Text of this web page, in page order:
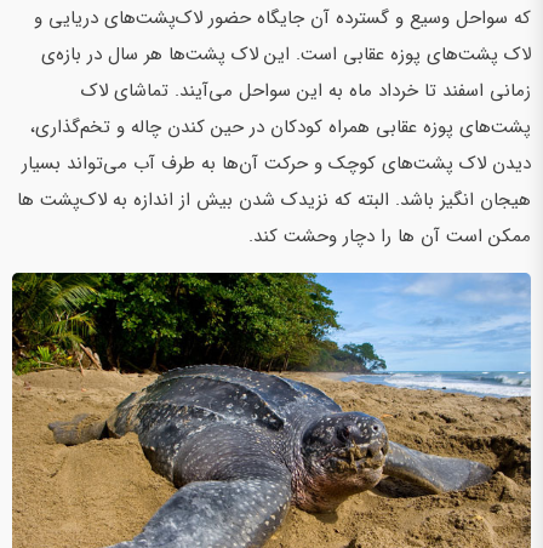
که سواحل وسیع و گسترده آن جایگاه حضور لاک‌پشت‌های دریایی و
لاک پشت‌های پوزه عقابی است. این لاک پشت‌ها هر سال در بازه‌ی
زمانی اسفند تا خرداد ماه به این سواحل می‌آیند. تماشای لاک
پشت‌های پوزه عقابی همراه کودکان در حین کندن چاله و تخم‌گذاری،
دیدن لاک پشت‌های کوچک و حرکت آن‌ها به طرف آب می‌تواند بسیار
هیجان انگیز باشد. البته که نزیدک شدن بیش از اندازه به لاک‌پشت ها
ممکن است آن ها را دچار وحشت کند.